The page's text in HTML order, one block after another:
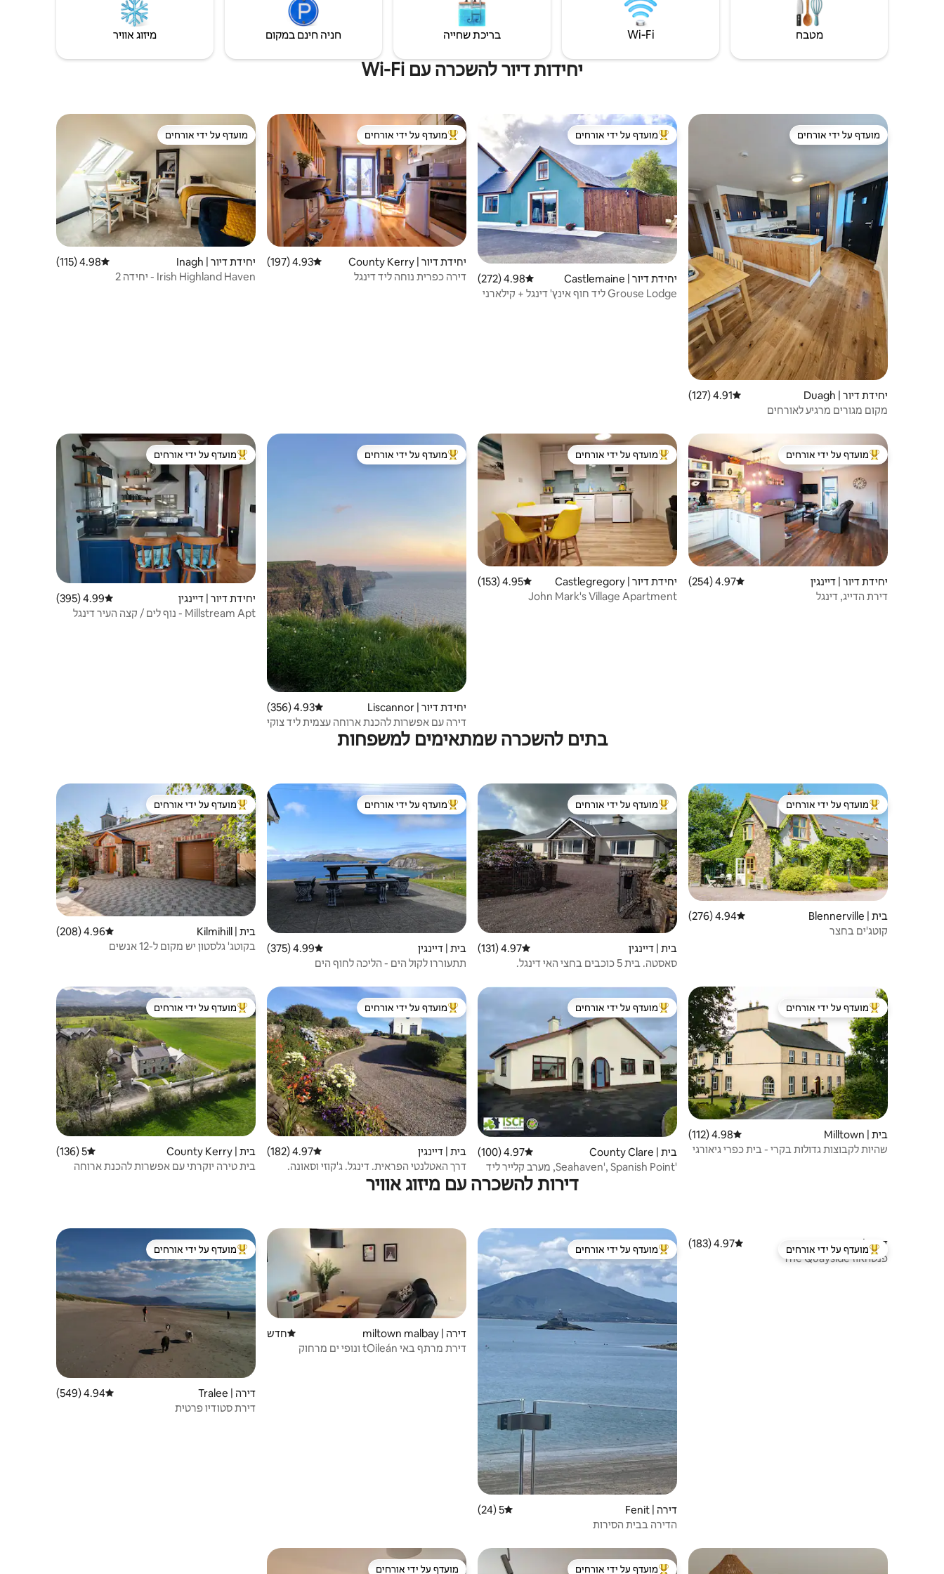
ההזמנה
מטבח Wi‑Fi בריכת שחייה חניה חינם במקום מיזוג אוויר
יחידות דיור להשכרה עם Wi-Fi
מועדף על ידי אורחים
מועדף על ידי אורחים
יחידת דיור | Duagh דירוג ממוצע של 4.91 מתוך 5, 127 ביקורות
4.91 (127)
מקום מגורים מרגיע לאורחים
מוביל בקרב נכסים מועדפים על ידי אורחים
מועדף על ידי אורחים
יחידת דיור | Castlemaine דירוג ממוצע של 4.98 מתוך 5, 272 ביקורות
4.98 (272)
Grouse Lodge ליד חוף אינץ' דינגל + קילארני
מוביל בקרב נכסים מועדפים על ידי אורחים
מועדף על ידי אורחים
יחידת דיור | County Kerry דירוג ממוצע של 4.93 מתוך 5, 197 ביקורות
4.93 (197)
דירה כפרית נוחה ליד דינגל
מועדף על ידי אורחים
מועדף על ידי אורחים
יחידת דיור | Inagh דירוג ממוצע של 4.98 מתוך 5, 115 ביקורות
4.98 (115)
Irish Highland Haven - יחידה 2
מוביל בקרב נכסים מועדפים על ידי אורחים
מועדף על ידי אורחים
יחידת דיור | דיינגין דירוג ממוצע של 4.97 מתוך 5, 254 ביקורות
4.97 (254)
דירת הדייג, דינגל
מוביל בקרב נכסים מועדפים על ידי אורחים
מועדף על ידי אורחים
יחידת דיור | Castlegregory דירוג ממוצע של 4.95 מתוך 5, 153 ביקורות
4.95 (153)
John Mark's Village Apartment
מוביל בקרב נכסים מועדפים על ידי אורחים
מועדף על ידי אורחים
יחידת דיור | Liscannor דירוג ממוצע של 4.93 מתוך 5, 356 ביקורות
4.93 (356)
דירה עם אפשרות להכנת ארוחה עצמית ליד צוקי
מוהר
מוביל בקרב נכסים מועדפים על ידי אורחים
מועדף על ידי אורחים
יחידת דיור | דיינגין דירוג ממוצע של 4.99 מתוך 5, 395 ביקורות
4.99 (395)
Millstream Apt - נוף לים / קצה העיר דינגל
בתים להשכרה שמתאימים למשפחות
מוביל בקרב נכסים מועדפים על ידי אורחים
מועדף על ידי אורחים
בית | Blennerville דירוג ממוצע של 4.94 מתוך 5, 276 ביקורות
4.94 (276)
קוטג'ים בחצר
מוביל בקרב נכסים מועדפים על ידי אורחים
מועדף על ידי אורחים
בית | דיינגין דירוג ממוצע של 4.97 מתוך 5, 131 ביקורות
4.97 (131)
סאסטה. בית 5 כוכבים בחצי האי דינגל.
מוביל בקרב נכסים מועדפים על ידי אורחים
מועדף על ידי אורחים
בית | דיינגין דירוג ממוצע של 4.99 מתוך 5, 375 ביקורות
4.99 (375)
תתעוררו לקול הים - הליכה לחוף הים
מוביל בקרב נכסים מועדפים על ידי אורחים
מועדף על ידי אורחים
בית | Kilmihill דירוג ממוצע של 4.96 מתוך 5, 208 ביקורות
4.96 (208)
בקוטג' גלסטון יש מקום ל-12 אנשים
מוביל בקרב נכסים מועדפים על ידי אורחים
מועדף על ידי אורחים
בית | Milltown דירוג ממוצע של 4.98 מתוך 5, 112 ביקורות
4.98 (112)
שהיות לקבוצות גדולות בקרי - בית כפרי גיאורגי
מוביל בקרב נכסים מועדפים על ידי אורחים
מועדף על ידי אורחים
בית | County Clare דירוג ממוצע של 4.97 מתוך 5, 100 ביקורות
4.97 (100)
'Seahaven', Spanish Point, מערב קלייר ליד
מוביל בקרב נכסים מועדפים על ידי אורחים
מועדף על ידי אורחים
בית | דיינגין דירוג ממוצע של 4.97 מתוך 5, 182 ביקורות
4.97 (182)
דרך האטלנטי הפראית. דינגל. ג'קוזי וסאונה.
מוביל בקרב נכסים מועדפים על ידי אורחים
מועדף על ידי אורחים
בית | County Kerry דירוג ממוצע של 5 מתוך 5, 136 ביקורות
5 (136)
בית טירה יוקרתי עם אפשרות להכנת ארוחה
דירות להשכרה עם מיזוג אוויר
מוביל בקרב נכסים מועדפים על ידי אורחים
מועדף על ידי אורחים
דירה | דיינגין דירוג ממוצע של 4.97 מתוך 5, 183 ביקורות
4.97 (183)
פנטהאוז The Quayside
מוביל בקרב נכסים מועדפים על ידי אורחים
מועדף על ידי אורחים
דירה | Fenit דירוג ממוצע של 5 מתוך 5, 24 ביקורות
5 (24)
הדירה בבית הסירות
דירה | miltown malbay מקום לינה חדש
חדש
דירת מרתף באי tOileán ונופי ים מרחוק
מוביל בקרב נכסים מועדפים על ידי אורחים
מועדף על ידי אורחים
דירה | Tralee דירוג ממוצע של 4.94 מתוך 5, 549 ביקורות
4.94 (549)
דירת סטודיו פרטית
מועדף על ידי אורחים מועדף על ידי אורחים